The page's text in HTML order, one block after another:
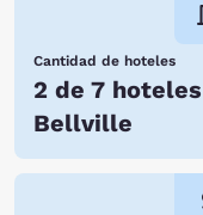
Cantidad de hoteles
2 de 7
Bellville